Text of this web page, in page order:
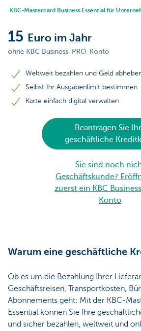
KBC-Mastercard Business Essential für
15 Euro im Jahr
ohne KBC Business-PRO-Konto
Weltweit bezahlen und Geld
Selbst Ihr Ausgabenlimit bestimmen
Karte einfach digital verwalten
Beantragen Sie
geschäftliche
Sie sind noch
Geschäftskunde?
zuerst ein KBC
Konto
Warum eine geschäftliche
Ob es um die Bezahlung Ihrer
Geschäftsreisen, Transportkosten,
Abonnements geht: Mit der KBC-
Essential können Sie Ihre
und sicher bezahlen, weltweit und